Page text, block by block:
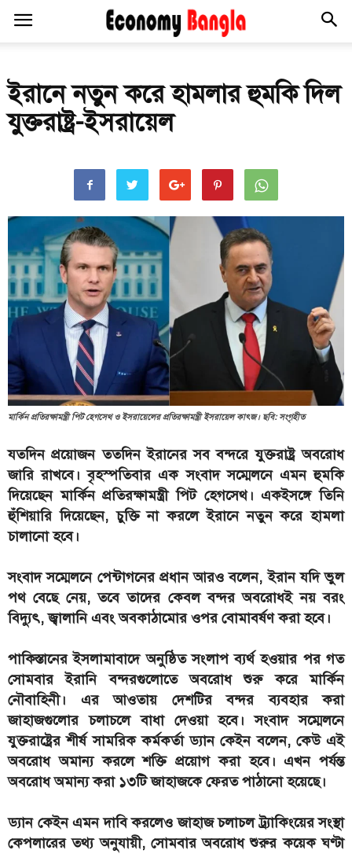
ইরানে নতুন করে হামলার হুমকি দিল
যুক্তরাষ্ট্র-ইসরায়েল
মার্কিন প্রতিরক্ষামন্ত্রী পিট হেগসেথ ও ইসরায়েলের প্রতিরক্ষামন্ত্রী ইসরায়েল কাৎজ। ছবি: সংগৃহীত
যতদিন প্রয়োজন ততদিন ইরানের সব বন্দরে যুক্তরাষ্ট্র অবরোধ
জারি রাখবে। বৃহস্পতিবার এক সংবাদ সম্মেলনে এমন হুমকি
দিয়েছেন মার্কিন প্রতিরক্ষামন্ত্রী পিট হেগসেথ। একইসঙ্গে তিনি
হুঁশিয়ারি দিয়েছেন, চুক্তি না করলে ইরানে নতুন করে হামলা
চালানো হবে।
সংবাদ সম্মেলনে পেন্টাগনের প্রধান আরও বলেন, ইরান যদি ভুল
পথ বেছে নেয়, তবে তাদের কেবল বন্দর অবরোধই নয় বরং
বিদ্যুৎ, জ্বালানি এবং অবকাঠামোর ওপর বোমাবর্ষণ করা হবে।
পাকিস্তানের ইসলামাবাদে অনুষ্ঠিত সংলাপ ব্যর্থ হওয়ার পর গত
সোমবার ইরানি বন্দরগুলোতে অবরোধ শুরু করে মার্কিন
নৌবাহিনী। এর আওতায় দেশটির বন্দর ব্যবহার করা
জাহাজগুলোর চলাচলে বাধা দেওয়া হবে। সংবাদ সম্মেলনে
যুক্তরাষ্ট্রের শীর্ষ সামরিক কর্মকর্তা ড্যান কেইন বলেন, কেউ এই
অবরোধ অমান্য করলে শক্তি প্রয়োগ করা হবে। এখন পর্যন্ত
অবরোধ অমান্য করা ১৩টি জাহাজকে ফেরত পাঠানো হয়েছে।
ড্যান কেইন এমন দাবি করলেও জাহাজ চলাচল ট্র্যাকিংয়ের সংস্থা
কেপলারের তথ্য অনুযায়ী, সোমবার অবরোধ শুরুর কয়েক ঘণ্টা